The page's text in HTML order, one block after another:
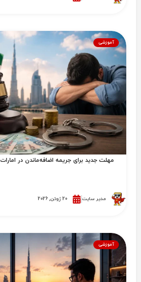
آموزشی
مهلت جدید برای جریمه اضافه‌ماندن در امارات
مدیر سایت 20 ژوئن, 2026
آموزشی